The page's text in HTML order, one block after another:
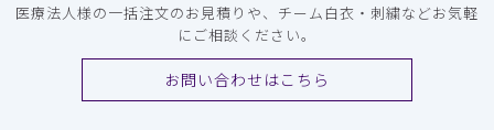
医療法人様の一括注文のお見積りや、チーム白衣・刺繍などお気軽
にご相談ください。
お問い合わせはこちら